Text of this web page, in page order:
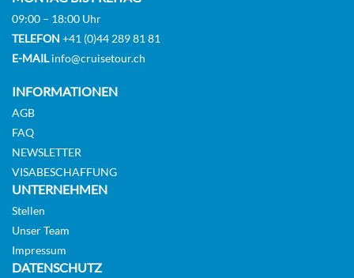
09:00 – 18:00 Uhr
TELEFON +41 (0)44 289 81 81
E-MAILinfo@cruisetour.ch
INFORMATIONEN
AGB
FAQ
NEWSLETTER
VISABESCHAFFUNG
UNTERNEHMEN
Stellen
Unser Team
Impressum
DATENSCHUTZ